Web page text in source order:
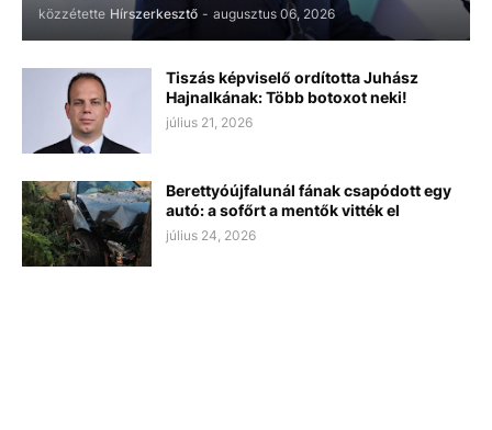
közzétette Hírszerkesztő - augusztus 06, 2026
Tiszás képviselő ordította Juhász
Hajnalkának: Több botoxot neki!
július 21, 2026
Berettyóújfalunál fának csapódott egy
autó: a sofőrt a mentők vitték el
július 24, 2026